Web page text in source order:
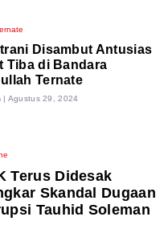
Disambut Antusias
Tiba di Bandara
Ternate
| Agustus 29, 2024
Terus Didesak
Skandal Dugaan
Tauhid Soleman